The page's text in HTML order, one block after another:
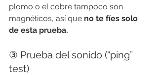
plomo o el cobre tampoco son
magnéticos, así que no te fíes solo
de esta prueba.
③ Prueba del sonido (“ping”
test)